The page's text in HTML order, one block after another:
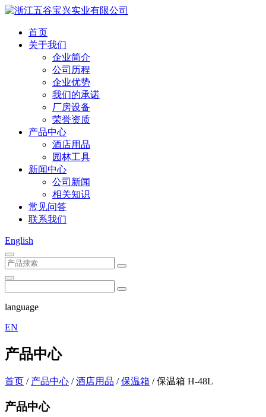
首页
关于我们
企业简介
公司历程
企业优势
我们的承诺
厂房设备
荣誉资质
产品中心
酒店用品
园林工具
新闻中心
公司新闻
相关知识
常见问答
联系我们
English
language
EN
产品中心
首页 / 产品中心 /酒店用品 /保温箱 /保温箱 H-48L
产品中心